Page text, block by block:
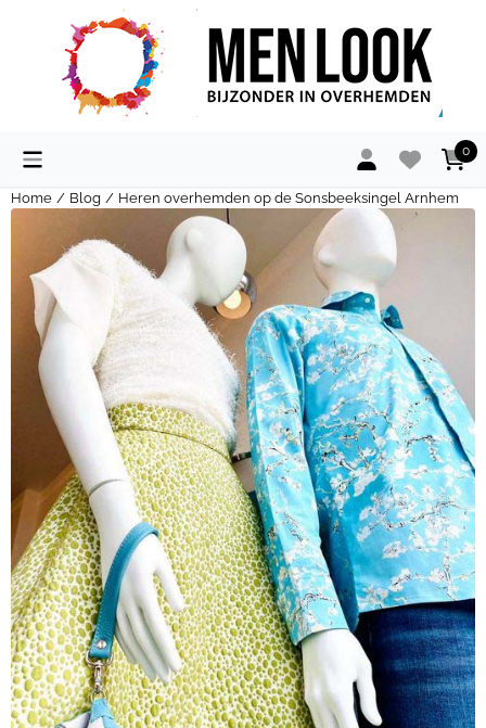
Cookievoorkeuren zijn momenteel gesloten.
0
Home / Blog / Heren overhemden op de Sonsbeeksingel Arnhem